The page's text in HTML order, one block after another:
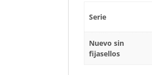
Serie
Nuevo sin
fijasellos